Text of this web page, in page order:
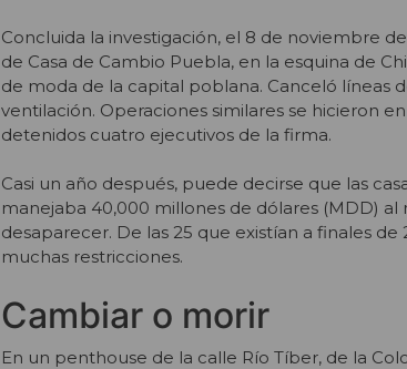
Concluida la investigación, el 8 de noviembre
de Casa de Cambio Puebla, en la esquina de
de moda de la capital poblana. Canceló líneas
ventilación. Operaciones similares se hicieron
detenidos cuatro ejecutivos de la firma.
Casi un año después, puede decirse que las
manejaba 40,000 millones de dólares (MDD)
desaparecer. De las 25 que existían a finales de
muchas restricciones.
Cambiar o morir
En un penthouse de la calle Río Tíber, de la